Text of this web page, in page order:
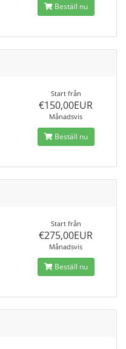
Beställ nu
Start från
€150,00EUR
Månadsvis
Beställ nu
Start från
€275,00EUR
Månadsvis
Beställ nu